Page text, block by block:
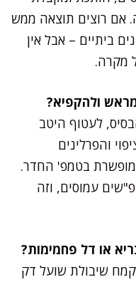
אם רוצים תוצאה ממש
ביתיים – אבל אין
מקרה.
לעטוף היטב
והפרלינים
בטמפ' החדר.
עמוסים, וזה
שיבולת שועל דק